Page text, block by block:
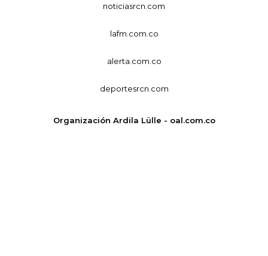
noticiasrcn.com
lafm.com.co
alerta.com.co
deportesrcn.com
Organización Ardila Lülle - oal.com.co